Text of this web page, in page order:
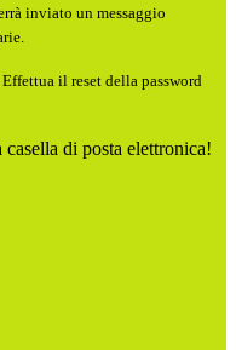
inviato un messaggio
il reset della password
di posta elettronica!